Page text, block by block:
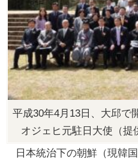
平成30年4月13日、大邱で
オジェヒ元駐日大使（提
日本統治下の朝鮮（現韓